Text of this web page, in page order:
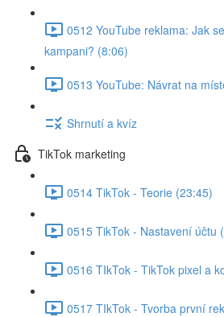
0512 YouTube reklama: Jak
kampani? (8:06)
0513 YouTube: Návrat na
Shrnutí a kvíz
TikTok marketing
0514 TikTok - Teorie (23:45)
0515 TikTok - Nastavení účtu
0516 TIkTok - TikTok pixel a
0517 TIkTok - Tvorba první